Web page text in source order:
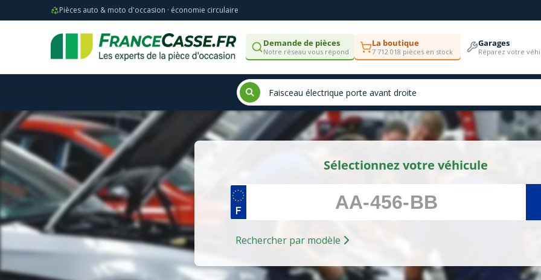
Pièces auto & moto d'occasion · économie circulaire
Demande de pièces
Notre réseau vous répond
La boutique
7 712 018 pièces en stock
Garages
Réparez votre
Sélectionnez votre véhicule
Rechercher par modèle